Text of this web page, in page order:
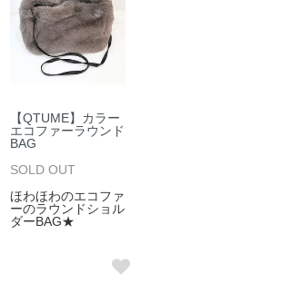
【QTUME】カラー
エコファーラウンド
BAG
SOLD OUT
ほわほわのエコファ
ーのラウンドショル
ダーBAG★